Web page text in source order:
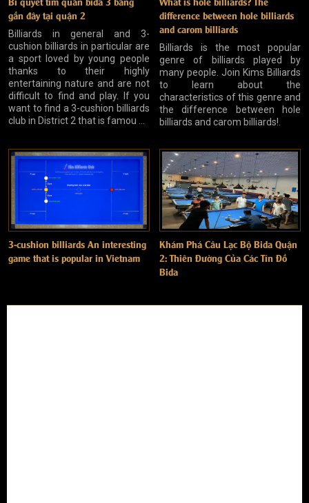
gần đây tại quận 2
Billiards in general and 3-
cushion billiards in particular are
a sport loved by young people
thanks to their highly
entertaining nature and are not
difficult to find and play. If you
want to find a 3-cushion billiards
club in District 2 that is famou ...
difference between hole billiards
and carom billiards
Billiards is the most popular
genre of billiards played by
many people. Join Kims Billiards
to learn about the
characteristics of this genre and
the difference between hole
billiards and carom billiards!.
3-cushion billiards An interesting
game that is popular in Vietnam
Khám Phá Câu Lạc Bộ Bida Quận
2: Thiên Đường Của Các Tín Đồ
Bida